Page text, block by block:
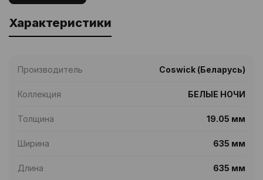
Характеристики
Производитель Coswick (Беларусь)
Коллекция БЕЛЫЕ НОЧИ
Толщина 19.05 мм
Ширина 635 мм
Длина 635 мм